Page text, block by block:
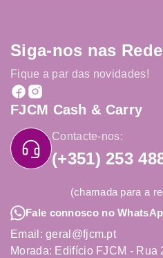
Siga-nos nas
Fique a par das novidades!
FJCM Cash & Carry
Contacte-nos:
(+351) 253
(chamada para a
Fale connosco no
Email: geral@fjcm.pt
Morada: Edifício FJCM - Rua